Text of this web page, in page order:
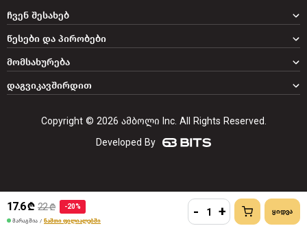
17.6 ₾ 22 ₾ -20%
მარაგშია / ნაშთი ფილიალებში
- +
დაგვიკავშირდით
ჩვენ შესახებ
წესები და პირობები
მომსახურება
Copyright © 2026 ამბოლი Inc. All Rights Reserved.
Developed By